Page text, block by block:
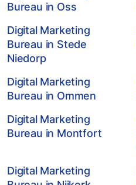
Bureau in Oss
Digital Marketing
Bureau in Stede
Niedorp
Digital Marketing
Bureau in Ommen
Digital Marketing
Bureau in Montfort
Digital Marketing